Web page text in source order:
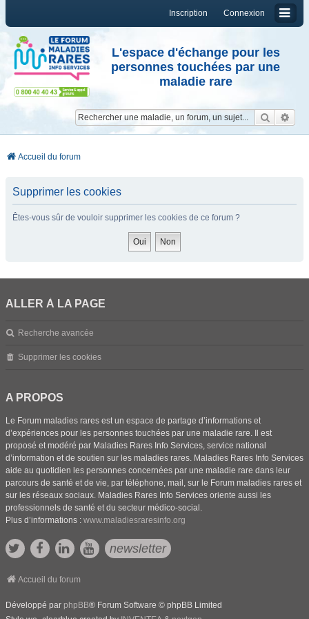
Connexion
Inscription
L'espace d'échange pour les
personnes touchées par une
maladie rare
Accueil du forum
Supprimer les cookies
Êtes-vous sûr de vouloir supprimer les cookies de ce forum ?
ALLER À LA PAGE
Recherche avancée
Supprimer les cookies
A PROPOS
Le Forum maladies rares est un espace de partage d’informations et
d’expériences pour les personnes touchées par une maladie rare. Il est
proposé et modéré par Maladies Rares Info Services, service national
d’information et de soutien sur les maladies rares. Maladies Rares Info Services
aide au quotidien les personnes concernées par une maladie rare dans leur
parcours de santé et de vie, par téléphone, mail, sur le Forum maladies rares et
sur les réseaux sociaux. Maladies Rares Info Services oriente aussi les
professionnels de santé et du secteur médico-social.
Plus d’informations : www.maladiesraresinfo.org
newsletter
Accueil du forum
Développé par phpBB® Forum Software © phpBB Limited